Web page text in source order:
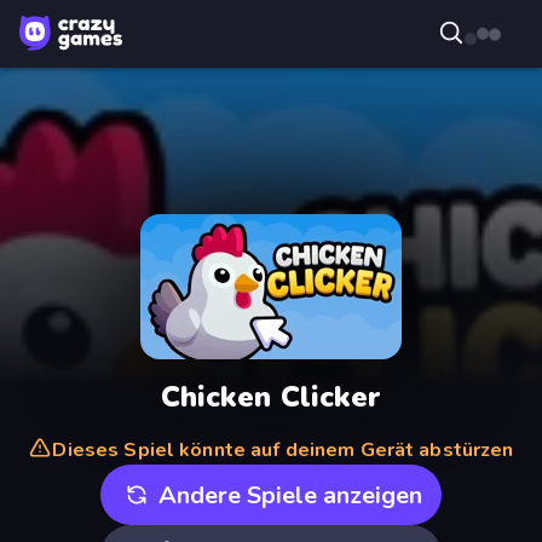
Chicken Clicker
Dieses Spiel könnte auf deinem Gerät abstürzen
Andere Spiele anzeigen